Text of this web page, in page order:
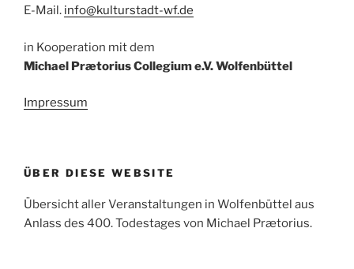
E-Mail. info@kulturstadt-wf.de
in Kooperation mit dem
Michael Prætorius Collegium e.V. Wolfenbüttel
Impressum
ÜBER DIESE WEBSITE
Übersicht aller Veranstaltungen in Wolfenbüttel aus
Anlass des 400. Todestages von Michael Prætorius.